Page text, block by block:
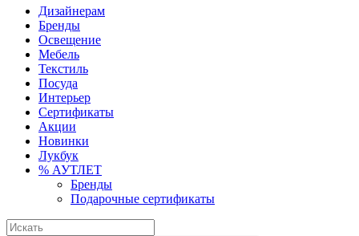
Дизайнерам
Бренды
Освещение
Мебель
Текстиль
Посуда
Интерьер
Сертификаты
Акции
Новинки
Лукбук
% АУТЛЕТ
Бренды
Подарочные сертификаты